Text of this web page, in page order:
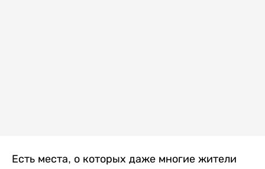
Есть места, о которых даже многие жители